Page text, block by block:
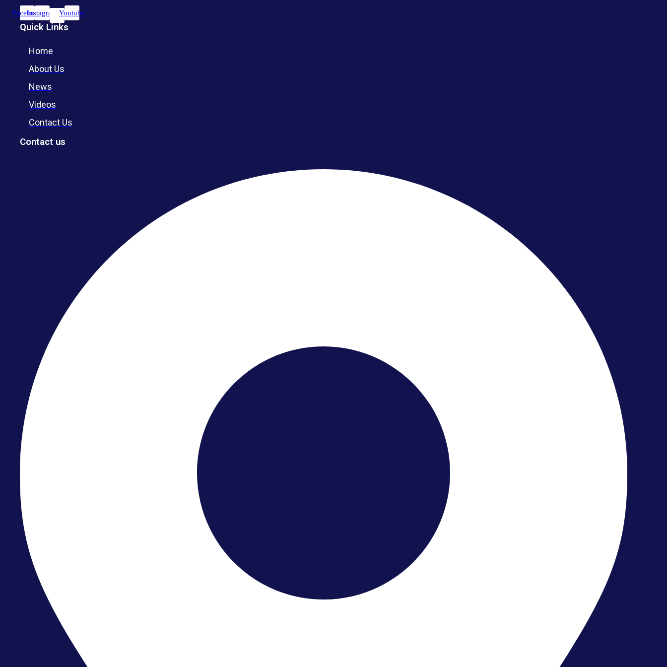
Facebook
Instagram Youtube
Quick Links
Home
About Us
News
Videos
Contact Us
Contact us